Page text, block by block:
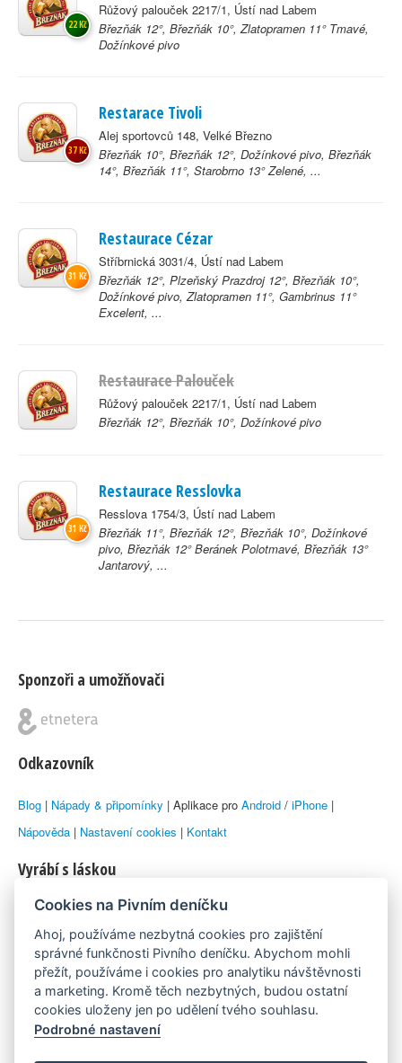
Růžový palouček 2217/1, Ústí nad Labem
Březňák 12°, Březňák 10°, Zlatopramen 11° Tmavé,
Dožínkové pivo
22 Kč
Restarace Tivoli
Alej sportovců 148, Velké Březno
Březňák 10°, Březňák 12°, Dožínkové pivo, Březňák
14°, Březňák 11°, Starobrno 13° Zelené, ...
37 Kč
Restaurace Cézar
Stříbrnická 3031/4, Ústí nad Labem
Březňák 12°, Plzeňský Prazdroj 12°, Březňák 10°,
Dožínkové pivo, Zlatopramen 11°, Gambrinus 11°
Excelent, ...
31 Kč
Restaurace Palouček
Růžový palouček 2217/1, Ústí nad Labem
Březňák 12°, Březňák 10°, Dožínkové pivo
Restaurace Resslovka
Resslova 1754/3, Ústí nad Labem
Březňák 11°, Březňák 12°, Březňák 10°, Dožínkové
pivo, Březňák 12° Beránek Polotmavé, Březňák 13°
Jantarový, ...
31 Kč
Sponzoři a umožňovači
Odkazovník
Blog | Nápady & připomínky | Aplikace pro Android / iPhone |
Nápověda | Nastavení cookies | Kontakt
Vyrábí s láskou
© 2010–2026 byLukáš Zemanaka Emka
Máme rádi
Pivní.info
Poznámka pod čarou
Cookies na Pivním deníčku
Ahoj, používáme nezbytná cookies pro zajištění
správné funkčnosti Pivního deníčku. Abychom mohli
přežít, používáme i cookies pro analytiku návštěvnosti
a marketing. Kromě těch nezbytných, budou ostatní
cookies uloženy jen po udělení tvého souhlasu.
Podrobné nastavení